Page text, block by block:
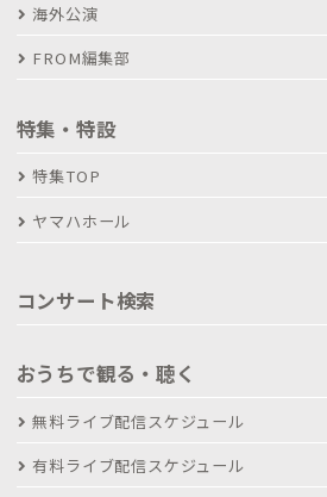
海外公演
FROM編集部
特集・特設
特集TOP
ヤマハホール
コンサート検索
おうちで観る・聴く
無料ライブ配信スケジュール
有料ライブ配信スケジュール